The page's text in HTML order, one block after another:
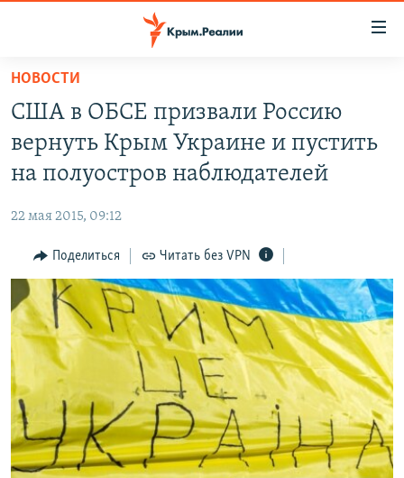
Вернуться
основному
содержанию
Вернутся
главной
Вернутся
поиску
11 ЛЕТ ОККУПАЦИИ КРЫМА. 11 ИСТОРИЙ СОПРОТИВЛЕНИЯ
ВОДА
ЕЩЕ
ИНТЕРАКТИВ
ИНФОГРАФИКА
ТЕЛЕПРОЕКТ КРЫМ.РЕАЛИИ
СОВЕТЫ ПРАВОЗАЩИТНИКОВ
ПРОПАВШИЕ БЕЗ ВЕСТИ
ПОБЕДИТЕЛЕЙ НЕ СУДЯТ?
КРЫМ.НЕПОКОРЕННЫЙ
РАДІО СВОБОДА
КАК ОБОЙТИ БЛОКИРОВКУ
Українською
Qırımtatar
ПРИСОЕДИНЯЙТЕСЬ!
НОВОСТИ
США в ОБСЕ призвали Россию
вернуть Крым Украине и пустить
на полуостров наблюдателей
22 мая 2015, 09:12
Поделиться Читать без VPN